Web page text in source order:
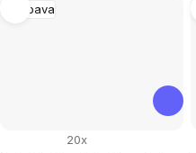
Probava
20x